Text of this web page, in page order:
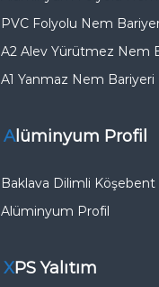
PVC Folyolu Nem
A2 Alev Yürütmez Nem
A1 Yanmaz Nem Bariyeri​
Alüminyum Profil
Baklava Dilimli Köşebent
Alüminyum Profil
XPS Yalıtım